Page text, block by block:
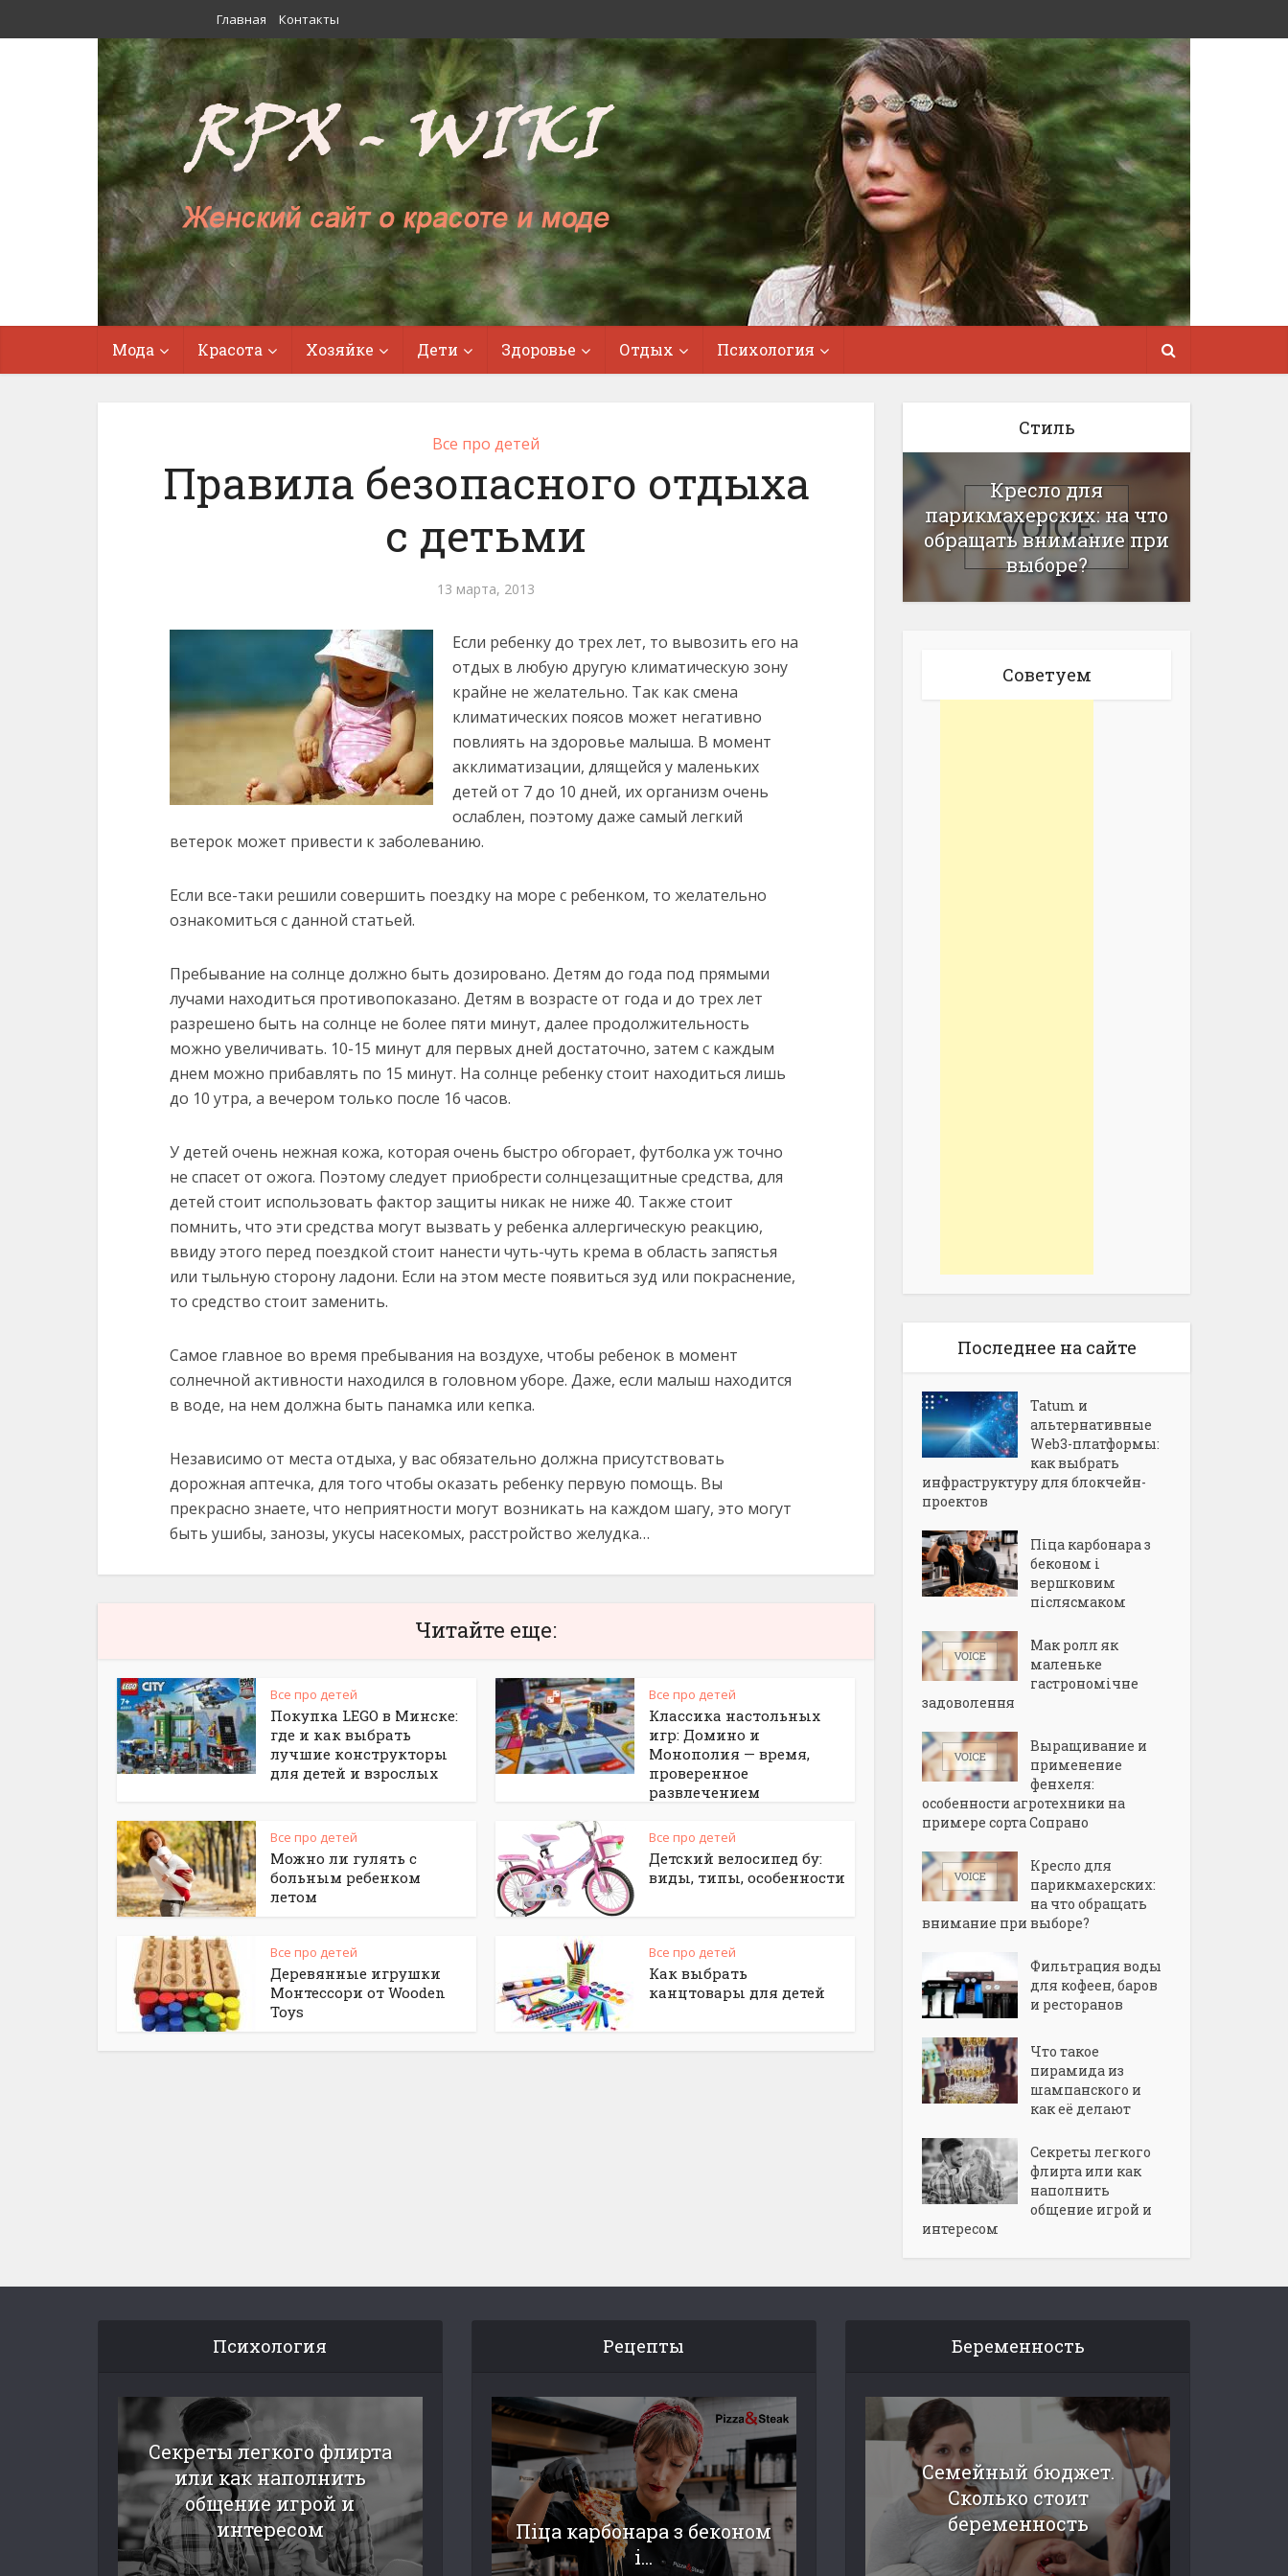
Главная Контакты
Мода Красота Хозяйке Дети Здоровье Отдых Психология
Все про детей
Правила безопасного отдыха
с детьми
13 марта, 2013
Если ребенку до трех лет, то вывозить его на
отдых в любую другую климатическую зону
крайне не желательно. Так как смена
климатических поясов может негативно
повлиять на здоровье малыша. В момент
акклиматизации, длящейся у маленьких
детей от 7 до 10 дней, их организм очень
ослаблен, поэтому даже самый легкий
ветерок может привести к заболеванию.
Если все-таки решили совершить поездку на море с ребенком, то желательно
ознакомиться с данной статьей.
Пребывание на солнце должно быть дозировано. Детям до года под прямыми
лучами находиться противопоказано. Детям в возрасте от года и до трех лет
разрешено быть на солнце не более пяти минут, далее продолжительность
можно увеличивать. 10-15 минут для первых дней достаточно, затем с каждым
днем можно прибавлять по 15 минут. На солнце ребенку стоит находиться лишь
до 10 утра, а вечером только после 16 часов.
У детей очень нежная кожа, которая очень быстро обгорает, футболка уж точно
не спасет от ожога. Поэтому следует приобрести солнцезащитные средства, для
детей стоит использовать фактор защиты никак не ниже 40. Также стоит
помнить, что эти средства могут вызвать у ребенка аллергическую реакцию,
ввиду этого перед поездкой стоит нанести чуть-чуть крема в область запястья
или тыльную сторону ладони. Если на этом месте появиться зуд или покраснение,
то средство стоит заменить.
Самое главное во время пребывания на воздухе, чтобы ребенок в момент
солнечной активности находился в головном уборе. Даже, если малыш находится
в воде, на нем должна быть панамка или кепка.
Независимо от места отдыха, у вас обязательно должна присутствовать
дорожная аптечка, для того чтобы оказать ребенку первую помощь. Вы
прекрасно знаете, что неприятности могут возникать на каждом шагу, это могут
быть ушибы, занозы, укусы насекомых, расстройство желудка…
Читайте еще:
Все про детей
Покупка LEGO в Минске:
где и как выбрать
лучшие конструкторы
для детей и взрослых
Все про детей
Классика настольных
игр: Домино и
Монополия — время,
проверенное
развлечением
Все про детей
Можно ли гулять с
больным ребенком
летом
Все про детей
Детский велосипед бу:
виды, типы, особенности
Все про детей
Деревянные игрушки
Монтессори от Wooden
Toys
Все про детей
Как выбрать
канцтовары для детей
Стиль
Кресло для
парикмахерских: на что
обращать внимание при
выборе?
Советуем
Последнее на сайте
Tatum и
альтернативные
Web3-платформы:
как выбрать
инфраструктуру для блокчейн-
проектов
Піца карбонара з
беконом і
вершковим
післясмаком
Мак ролл як
маленьке
гастрономічне
задоволення
Выращивание и
применение
фенхеля:
особенности агротехники на
примере сорта Сопрано
Кресло для
парикмахерских:
на что обращать
внимание при выборе?
Фильтрация воды
для кофеен, баров
и ресторанов
Что такое
пирамида из
шампанского и
как её делают
Секреты легкого
флирта или как
наполнить
общение игрой и
интересом
Психология
Секреты легкого флирта
или как наполнить
общение игрой и
интересом
Рецепты
Піца карбонара з беконом
і...
Беременность
Семейный бюджет.
Сколько стоит
беременность